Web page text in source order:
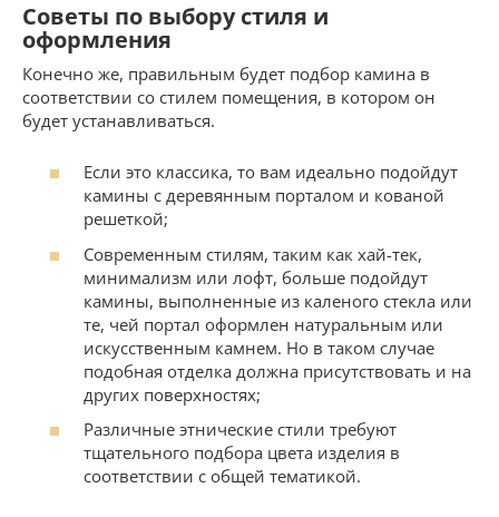
Советы по выбору стиля и
оформления
Конечно же, правильным будет подбор камина в
соответствии со стилем помещения, в котором он
будет устанавливаться.
Если это классика, то вам идеально подойдут
камины с деревянным порталом и кованой
решеткой;
Современным стилям, таким как хай-тек,
минимализм или лофт, больше подойдут
камины, выполненные из каленого стекла или
те, чей портал оформлен натуральным или
искусственным камнем. Но в таком случае
подобная отделка должна присутствовать и на
других поверхностях;
Различные этнические стили требуют
тщательного подбора цвета изделия в
соответствии с общей тематикой.